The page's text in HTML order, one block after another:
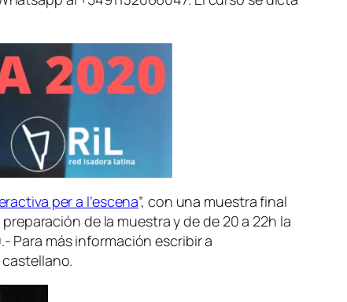
per a l’escena”, con una muestra final
de la muestra y de de 20 a 22h la
Para más información escribir a